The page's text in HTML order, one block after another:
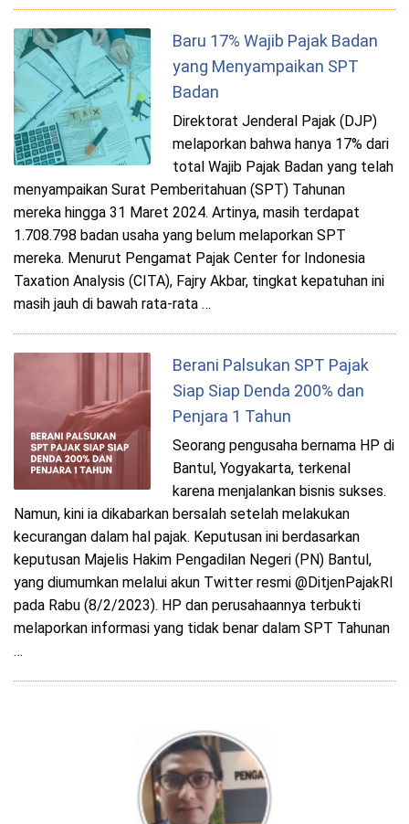
Baru 17% Wajib Pajak Badan
yang Menyampaikan SPT
Badan
Direktorat Jenderal Pajak (DJP)
melaporkan bahwa hanya 17% dari
total Wajib Pajak Badan yang telah
menyampaikan Surat Pemberitahuan (SPT) Tahunan
mereka hingga 31 Maret 2024. Artinya, masih terdapat
1.708.798 badan usaha yang belum melaporkan SPT
mereka. Menurut Pengamat Pajak Center for Indonesia
Taxation Analysis (CITA), Fajry Akbar, tingkat kepatuhan ini
masih jauh di bawah rata-rata …
Berani Palsukan SPT Pajak
Siap Siap Denda 200% dan
Penjara 1 Tahun
Seorang pengusaha bernama HP di
Bantul, Yogyakarta, terkenal
karena menjalankan bisnis sukses.
Namun, kini ia dikabarkan bersalah setelah melakukan
kecurangan dalam hal pajak. Keputusan ini berdasarkan
keputusan Majelis Hakim Pengadilan Negeri (PN) Bantul,
yang diumumkan melalui akun Twitter resmi @DitjenPajakRI
pada Rabu (8/2/2023). HP dan perusahaannya terbukti
melaporkan informasi yang tidak benar dalam SPT Tahunan
…